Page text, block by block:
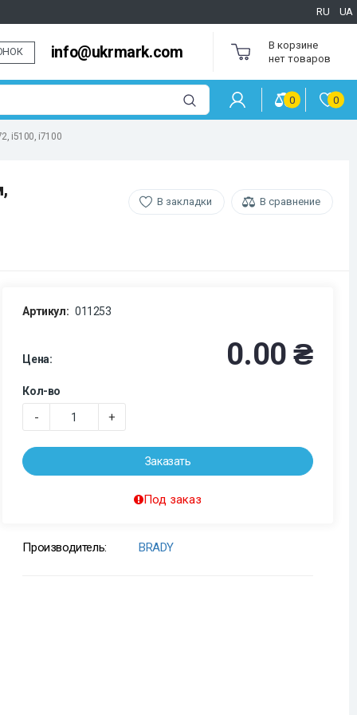
RU UA
info@ukrmark.com
В корзине
нет товаров
0 0
i5100, i7100
В закладки В сравнение
Артикул: 011253
Цена: 0.00 ₴
Кол-во
- +
Заказать
Под заказ
Производитель: BRADY